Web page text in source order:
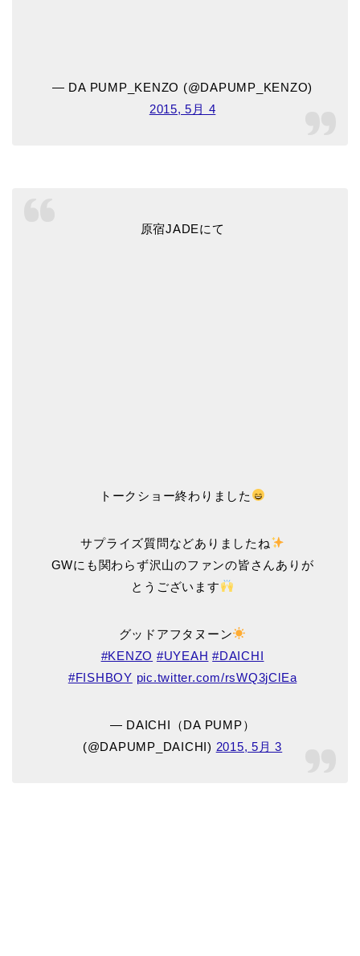
— DA PUMP_KENZO (@DAPUMP_KENZO)
2015, 5月 4
原宿JADEにて
トークショー終わりました
サプライズ質問などありましたね
GWにも関わらず沢山のファンの皆さんありが
とうございます
グッドアフタヌーン
#KENZO #UYEAH #DAICHI
#FISHBOY pic.twitter.com/rsWQ3jClEa
— DAICHI（DA PUMP）
(@DAPUMP_DAICHI) 2015, 5月 3